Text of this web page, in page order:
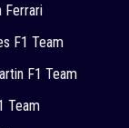
Ferrari
F1 Team
F1 Team
Team